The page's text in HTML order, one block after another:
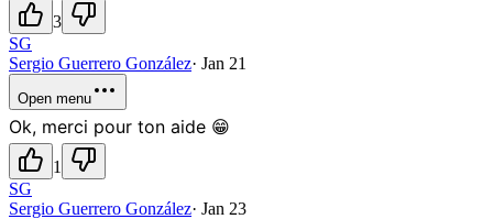
3
SG
Sergio Guerrero González· Jan 21
Open menu
Ok, merci pour ton aide 😁
1
SG
Sergio Guerrero González· Jan 23